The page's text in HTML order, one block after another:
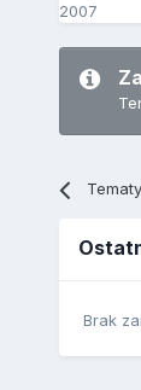
2007
Tematy
Brak